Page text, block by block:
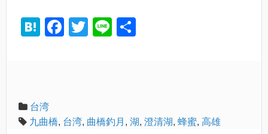
H
a
F
o
T
Li
台湾
九曲橋, 台湾, 曲橋釣月 , 湖, 澄清湖, 蜂蜜, 高雄